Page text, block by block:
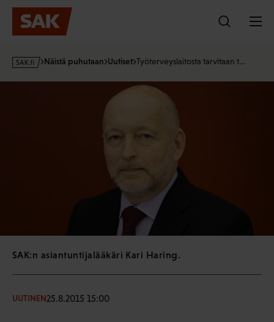
Hyppää
sisältöön
s
Näistä puhutaan Uutiset Työterveyslaitosta tarvitaan t…
SAK:n asiantuntijalääkäri Kari Haring.
UUTINEN25.8.2015 15:00